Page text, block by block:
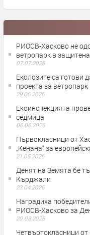
РИОСВ-Хасково не
ветропарк в
07.07.2026
Еколозите са готови
проекта за
29.06.2026
Екоинспекцията
седмица
06.06.2026
Първокласници от
„Кенана“ за
21.05.2026
Денят на Земята бе
Кърджали
23.04.2026
Наградиха
РИОСВ-Хасково за
20.03.2026
Четвъртокласници